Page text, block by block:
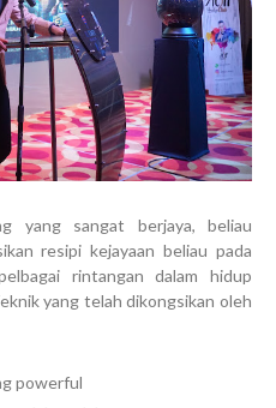
yang sangat berjaya, beliau
resipi kejayaan beliau pada
rintangan dalam hidup
yang telah dikongsikan oleh
powerful